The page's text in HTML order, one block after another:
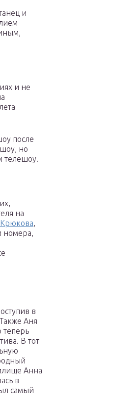
и
и не
после
но
телешоу.
на
,
номера,
в
Аня
теперь
В тот
Анна
в
самый